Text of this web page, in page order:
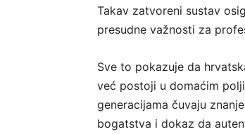
Takav zatvoreni sustav
presudne važnosti za
Sve to pokazuje da
već postoji u domaćim
generacijama čuvaju
bogatstva i dokaz da